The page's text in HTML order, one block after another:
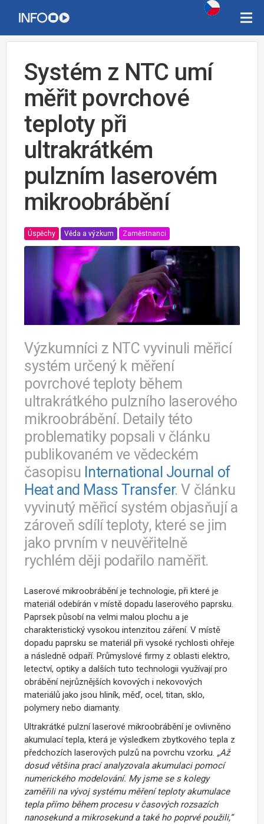
Systém z NTC umí
měřit povrchové
teploty při
ultrakrátkém
pulzním laserovém
mikroobrábění
Úspěchy Věda a výzkum Zaměstnanci
Výzkumníci z NTC vyvinuli měřicí
systém určený k měření
povrchové teploty během
ultrakrátkého pulzního laserového
mikroobrábění. Detaily této
problematiky popsali v článku
publikovaném ve vědeckém
časopisu International Journal of
Heat and Mass Transfer. V článku
vyvinutý měřicí systém objasňují a
zároveň sdílí teploty, které se jim
jako prvním v neuvěřitelně
rychlém ději podařilo naměřit.
Laserové mikroobrábění je technologie, při které je
materiál odebírán v místě dopadu laserového paprsku.
Paprsek působí na velmi malou plochu a je
charakteristický vysokou intenzitou záření. V místě
dopadu paprsku se materiál při vysoké rychlosti ohřeje
a následně odpaří. Průmyslové firmy z oblasti elektro,
letectví, optiky a dalších tuto technologii využívají pro
obrábění nejrůznějších kovových i nekovových
materiálů jako jsou hliník, měď, ocel, titan, sklo,
polymery nebo diamanty.
Ultrakrátké pulzní laserové mikroobrábění je ovlivněno
akumulací tepla, která je výsledkem zbytkového tepla z
předchozích laserových pulzů na povrchu vzorku. „Až
dosud většina prací analyzovala akumulaci pomocí
numerického modelování. My jsme se s kolegy
zaměřili na vývoj systému měření teploty akumulace
tepla přímo během procesu v časových rozsazích
nanosekund a mikrosekund a také ho poprvé použili,“